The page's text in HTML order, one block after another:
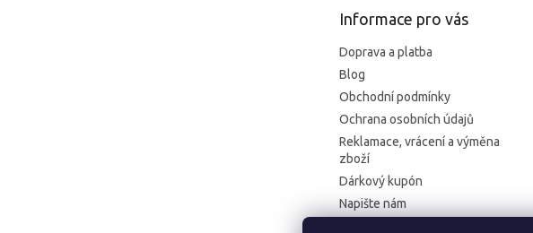
Informace pro vás
Doprava a platba
Blog
Obchodní podmínky
Ochrana osobních údajů
Reklamace, vrácení a výměna
zboží
Dárkový kupón
Napište nám